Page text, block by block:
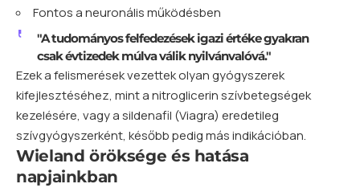
Fontos a neuronális működésben
"A tudományos felfedezések igazi értéke gyakran
csak évtizedek múlva válik nyilvánvalóvá."
Ezek a felismerések vezettek olyan gyógyszerek
kifejlesztéséhez, mint a nitroglicerin szívbetegségek
kezelésére, vagy a sildenafil (Viagra) eredetileg
szívgyógyszerként, később pedig más indikációban.
Wieland öröksége és hatása
napjainkban